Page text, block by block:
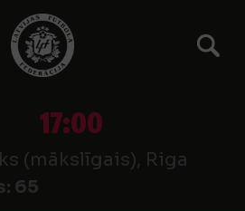
17:00
(mākslīgais), Riga
65